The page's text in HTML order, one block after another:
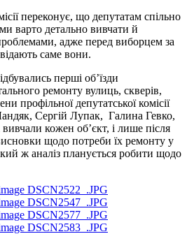
переконує, що депутатам спільно
варто детально вивчати й
адже перед виборцем за
саме вони.
перші об’їзди
ремонту вулиць, скверів,
профільної депутатської комісії
Сергій Лупак, Галина Гевко,
кожен об’єкт, і лише після
щодо потреби їх ремонту у
ж аналіз планується робити щодо